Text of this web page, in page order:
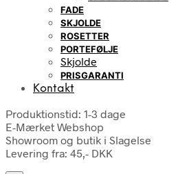
FADE
SKJOLDE
ROSETTER
PORTEFØLJE
Skjolde
PRISGARANTI
Kontakt
Produktionstid: 1-3 dage
E-Mærket Webshop
Showroom og butik i Slagelse
Levering fra: 45,- DKK